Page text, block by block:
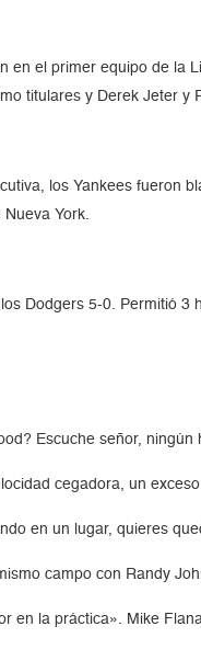
en el primer equipo de la
titulares y Derek Jeter y
los Yankees fueron
York.
Dodgers 5-0. Permitió
Escuche señor,
cegadora, un
en un lugar, quieres
campo con Randy
en la práctica». Mike